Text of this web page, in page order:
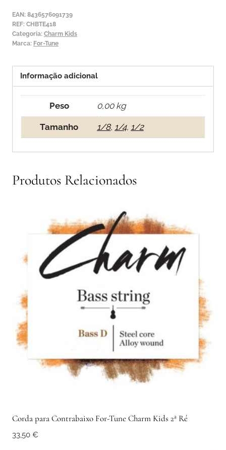
Charm
Kids
4ª
EAN: 8436576091739
REF: CHBTE418
Categoria: Charm Kids
Marca: For-Tune
Informação adicional
Peso 0,00 kg
Tamanho 1/8, 1/4, 1/2
Produtos Relacionados
Corda para Contrabaixo For-Tune Charm Kids 2ª Ré
33,50 €